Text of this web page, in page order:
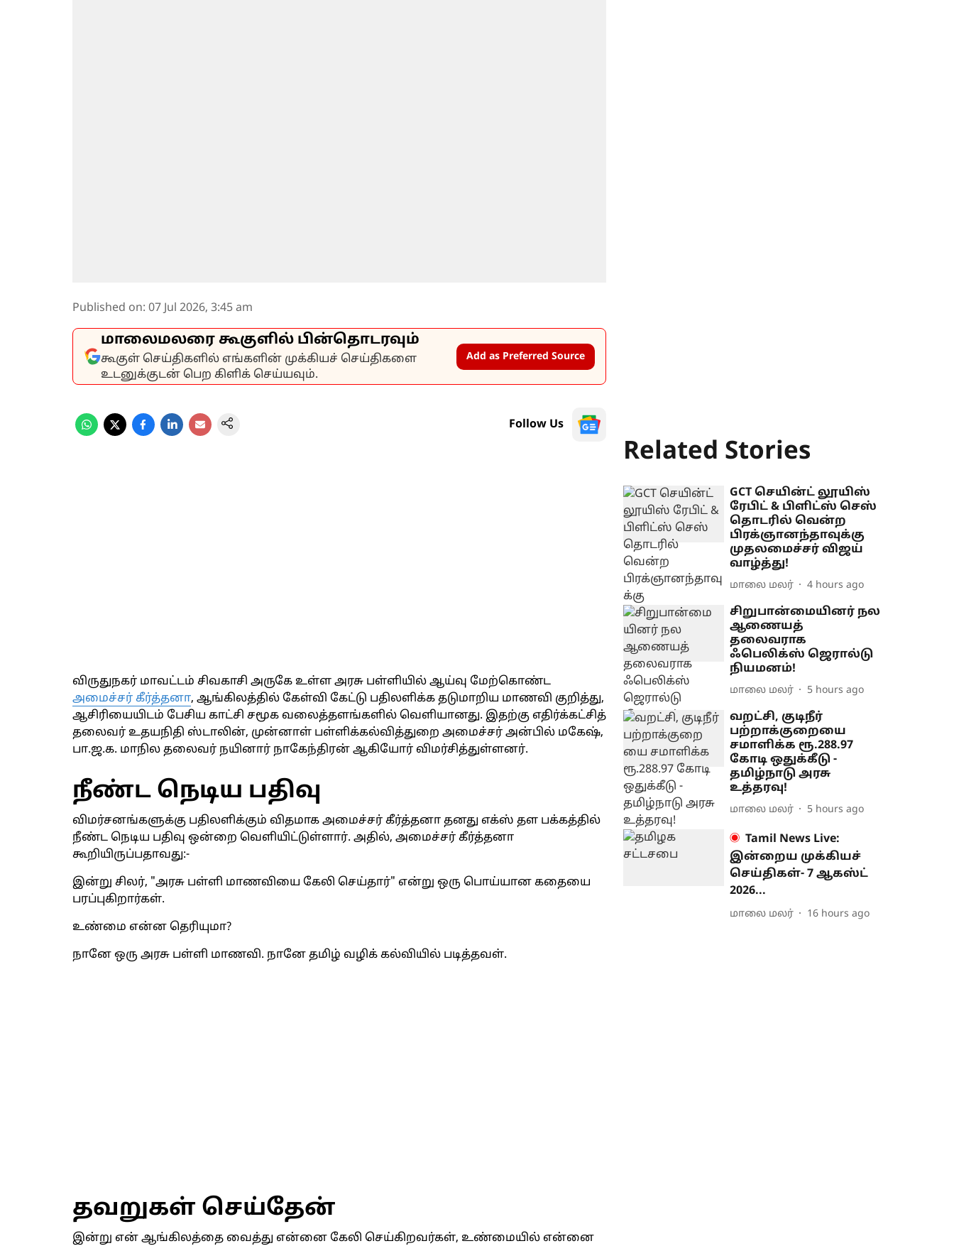
Published on: 07 Jul 2026, 3:45 am
மாலைமலரை கூகுளில் பின்தொடரவும்
கூகுள் செய்திகளில் எங்களின் முக்கியச் செய்திகளை
உடனுக்குடன் பெற கிளிக் செய்யவும்.
Add as Preferred Source
Follow Us
விருதுநகர் மாவட்டம் சிவகாசி அருகே உள்ள அரசு பள்ளியில் ஆய்வு மேற்கொண்ட
அமைச்சர் கீர்த்தனா, ஆங்கிலத்தில் கேள்வி கேட்டு பதிலளிக்க தடுமாறிய மாணவி குறித்து,
ஆசிரியையிடம் பேசிய காட்சி சமூக வலைத்தளங்களில் வெளியானது. இதற்கு எதிர்க்கட்சித்
தலைவர் உதயநிதி ஸ்டாலின், முன்னாள் பள்ளிக்கல்வித்துறை அமைச்சர் அன்பில் மகேஷ்,
பா.ஜ.க. மாநில தலைவர் நயினார் நாகேந்திரன் ஆகியோர் விமர்சித்துள்ளனர்.
நீண்ட நெடிய பதிவு
விமர்சனங்களுக்கு பதிலளிக்கும் விதமாக அமைச்சர் கீர்த்தனா தனது எக்ஸ் தள பக்கத்தில்
நீண்ட நெடிய பதிவு ஒன்றை வெளியிட்டுள்ளார். அதில், அமைச்சர் கீர்த்தனா
கூறியிருப்பதாவது:-
இன்று சிலர், "அரசு பள்ளி மாணவியை கேலி செய்தார்" என்று ஒரு பொய்யான கதையை
பரப்புகிறார்கள்.
உண்மை என்ன தெரியுமா?
நானே ஒரு அரசு பள்ளி மாணவி. நானே தமிழ் வழிக் கல்வியில் படித்தவள்.
தவறுகள் செய்தேன்
இன்று என் ஆங்கிலத்தை வைத்து என்னை கேலி செய்கிறவர்கள், உண்மையில் என்னை
Related Stories
GCT செயின்ட் லூயிஸ்
ரேபிட் & பிளிட்ஸ் செஸ்
தொடரில் வென்ற
பிரக்ஞானந்தாவுக்கு
முதலமைச்சர் விஜய்
வாழ்த்து!
மாலை மலர் 4 hours ago
சிறுபான்மையினர் நல
ஆணையத்
தலைவராக
ஃபெலிக்ஸ் ஜெரால்டு
நியமனம்!
மாலை மலர் 5 hours ago
வறட்சி, குடிநீர்
பற்றாக்குறையை
சமாளிக்க ரூ.288.97
கோடி ஒதுக்கீடு -
தமிழ்நாடு அரசு
உத்தரவு!
மாலை மலர் 5 hours ago
Tamil News Live:
இன்றைய முக்கியச்
செய்திகள்- 7 ஆகஸ்ட்
2026...
மாலை மலர் 16 hours ago